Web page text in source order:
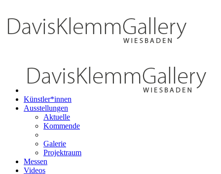
Künstler*innen
Ausstellungen
Aktuelle
Kommende
Galerie
Projektraum
Messen
Videos